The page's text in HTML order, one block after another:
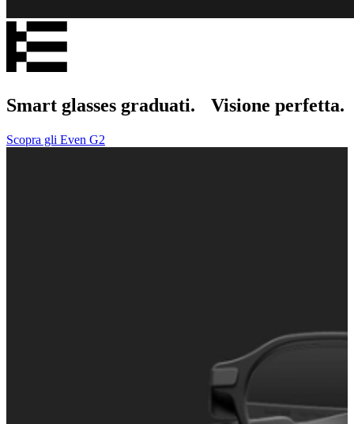
Smart glasses graduati. Visione perfetta.
Scopra gli Even G2